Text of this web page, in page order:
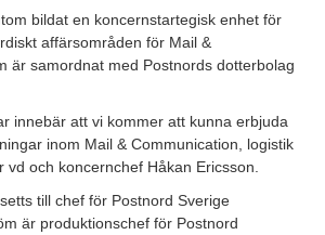
bildat en koncernstartegisk enhet för
affärsområden för Mail &
är samordnat med Postnords dotterbolag
innebär att vi kommer att kunna erbjuda
inom Mail & Communication, logistik
och koncernchef Håkan Ericsson.
till chef för Postnord Sverige
är produktionschef för Postnord